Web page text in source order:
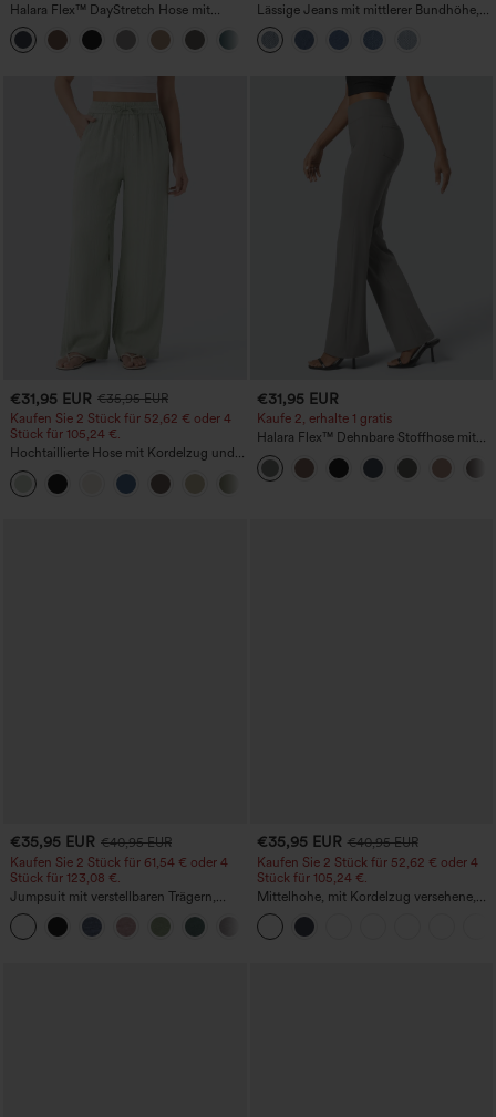
Halara Flex™ DayStretch Hose mit
mittlerer Bundhöhe, seitlicher
Reißverschlusstasche und
Work‑Flare‑Schnitt
+12
Lässige Jeans mit mittlerer Bundhöhe,
Kordelzug und Taschen
€31,95 EUR €35,95 EUR
Kaufen Sie 2 Stück für 52,62 € oder 4
Stück für 105,24 €.
Hochtaillierte Hose mit Kordelzug und
Taschen, weitem Bein, lässig und locker
in Leinenoptik
+15
€31,95 EUR
Kaufe 2, erhalte 1 gratis
Halara Flex™ Dehnbare Stoffhose mit
hohem Bund und Seitentasche hinten
€35,95 EUR €40,95 EUR
Kaufen Sie 2 Stück für 61,54 € oder 4
Stück für 123,08 €.
Jumpsuit mit verstellbaren Trägern,
gerafftem Detail, weitem Bein und
meliertem Stoff, lässig, mit Taschen -
Easy Peezy
€35,95 EUR €40,95 EUR
Kaufen Sie 2 Stück für 52,62 € oder 4
Stück für 105,24 €.
Mittelhohe, mit Kordelzug versehene,
schnelltrocknende Golfhose mit schmal
zulaufendem Schnitt, abgerundetem
Saum und Taschen – UPF 40+